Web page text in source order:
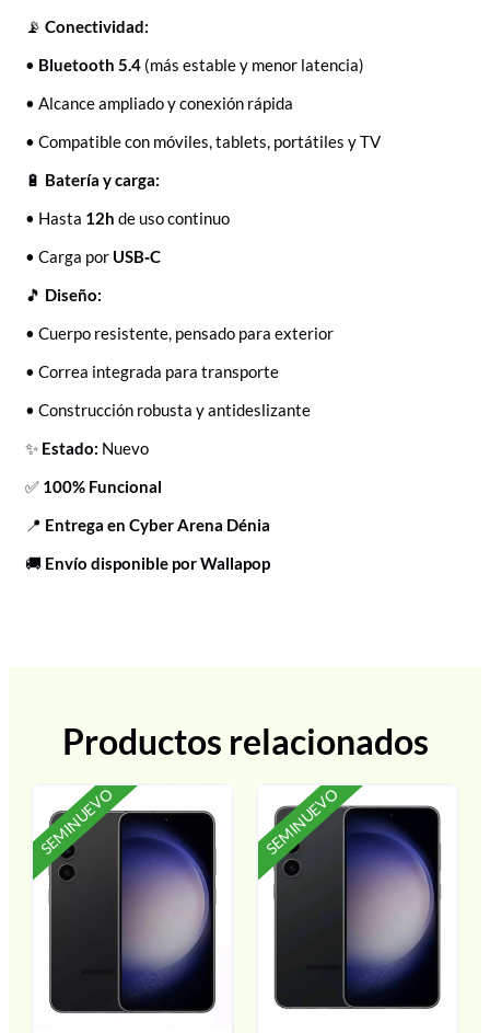
📡 Conectividad:
• Bluetooth 5.4 (más estable y menor latencia)
• Alcance ampliado y conexión rápida
• Compatible con móviles, tablets, portátiles y TV
🔋 Batería y carga:
• Hasta 12h de uso continuo
• Carga por USB‑C
🎵 Diseño:
• Cuerpo resistente, pensado para exterior
• Correa integrada para transporte
• Construcción robusta y antideslizante
✨ Estado: Nuevo
✅ 100% Funcional
📍 Entrega en Cyber Arena Dénia
🚚 Envío disponible por Wallapop
Productos relacionados
SEMINUEVO SEMINUEVO